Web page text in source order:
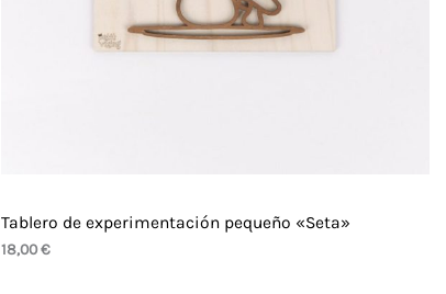
Tablero de experimentación pequeño «Seta»
18,00€